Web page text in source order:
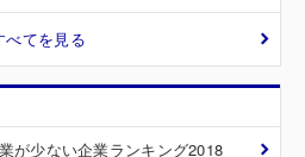
べてを見る
が少ない企業ランキング2018